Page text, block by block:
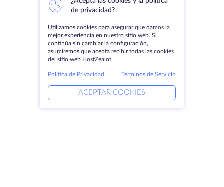
de privacidad?
Utilizamos cookies para asegurar que damos la
mejor experiencia en nuestro sitio web. Si
continúa sin cambiar la configuración,
asumiremos que acepta recibir todas las cookies
del sitio web HostZealot.
Política de Privacidad Términos de Servicio
ACEPTAR COOKIES